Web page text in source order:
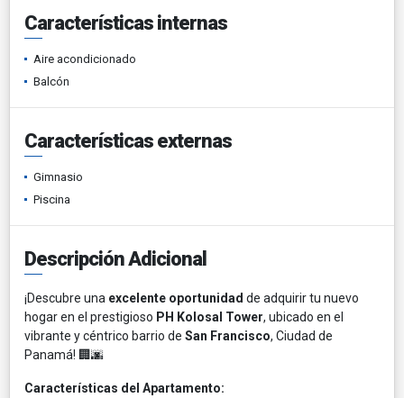
Características internas
Aire acondicionado
Balcón
Características externas
Gimnasio
Piscina
Descripción Adicional
¡Descubre una excelente oportunidad de adquirir tu nuevo
hogar en el prestigioso PH Kolosal Tower, ubicado en el
vibrante y céntrico barrio de San Francisco, Ciudad de
Panamá! 🏢🌆
Características del Apartamento: